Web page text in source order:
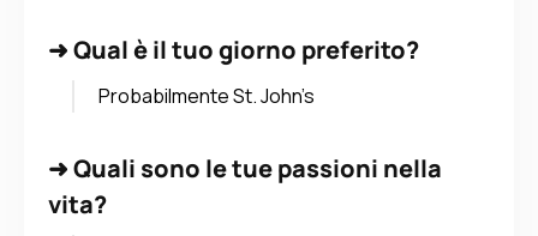
➜Qual è il tuo giorno preferito?
Probabilmente St. John’s
➜Quali sono le tue passioni nella
vita?